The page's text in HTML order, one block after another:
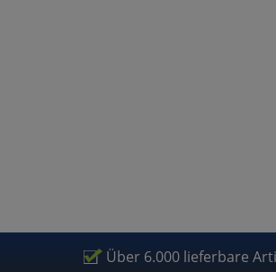
Über 6.000 lieferbare